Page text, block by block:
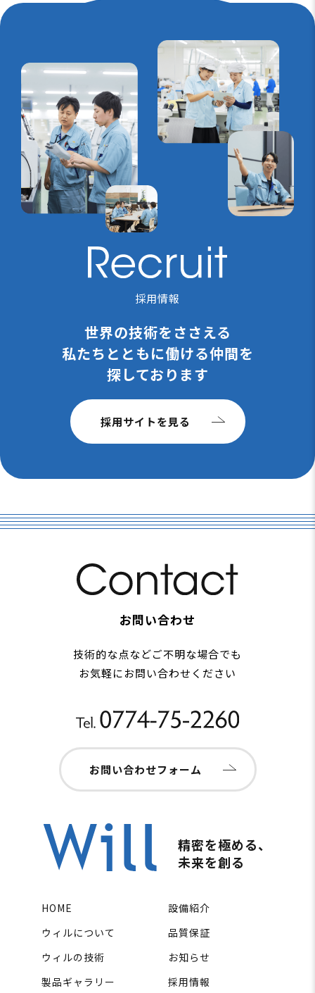
採用情報
世界の技術をささえる
私たちと ともに働ける仲間を
探しております
採用サイトを見る
精密を極める、
未来を創る
HOME
ウィルについて
ウィルの技術
製品ギャラリー
設備紹介
品質保証
お知らせ
採用情報
お問い合わせ
技術的な点などご不明な場合でも
お気軽にお問い合わせください
お問い合わせフォーム